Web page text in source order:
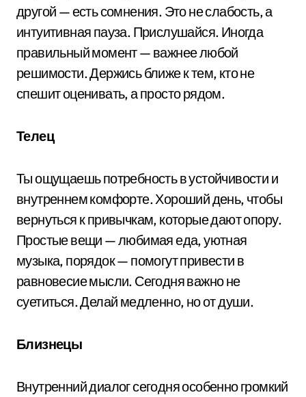
другой — есть сомнения. Это не слабость, а
интуитивная пауза. Прислушайся. Иногда
правильный момент — важнее любой
решимости. Держись ближе к тем, кто не
спешит оценивать, а просто рядом.
Телец
Ты ощущаешь потребность в устойчивости и
внутреннем комфорте. Хороший день, чтобы
вернуться к привычкам, которые дают опору.
Простые вещи — любимая еда, уютная
музыка, порядок — помогут привести в
равновесие мысли. Сегодня важно не
суетиться. Делай медленно, но от души.
Близнецы
Внутренний диалог сегодня особенно громкий